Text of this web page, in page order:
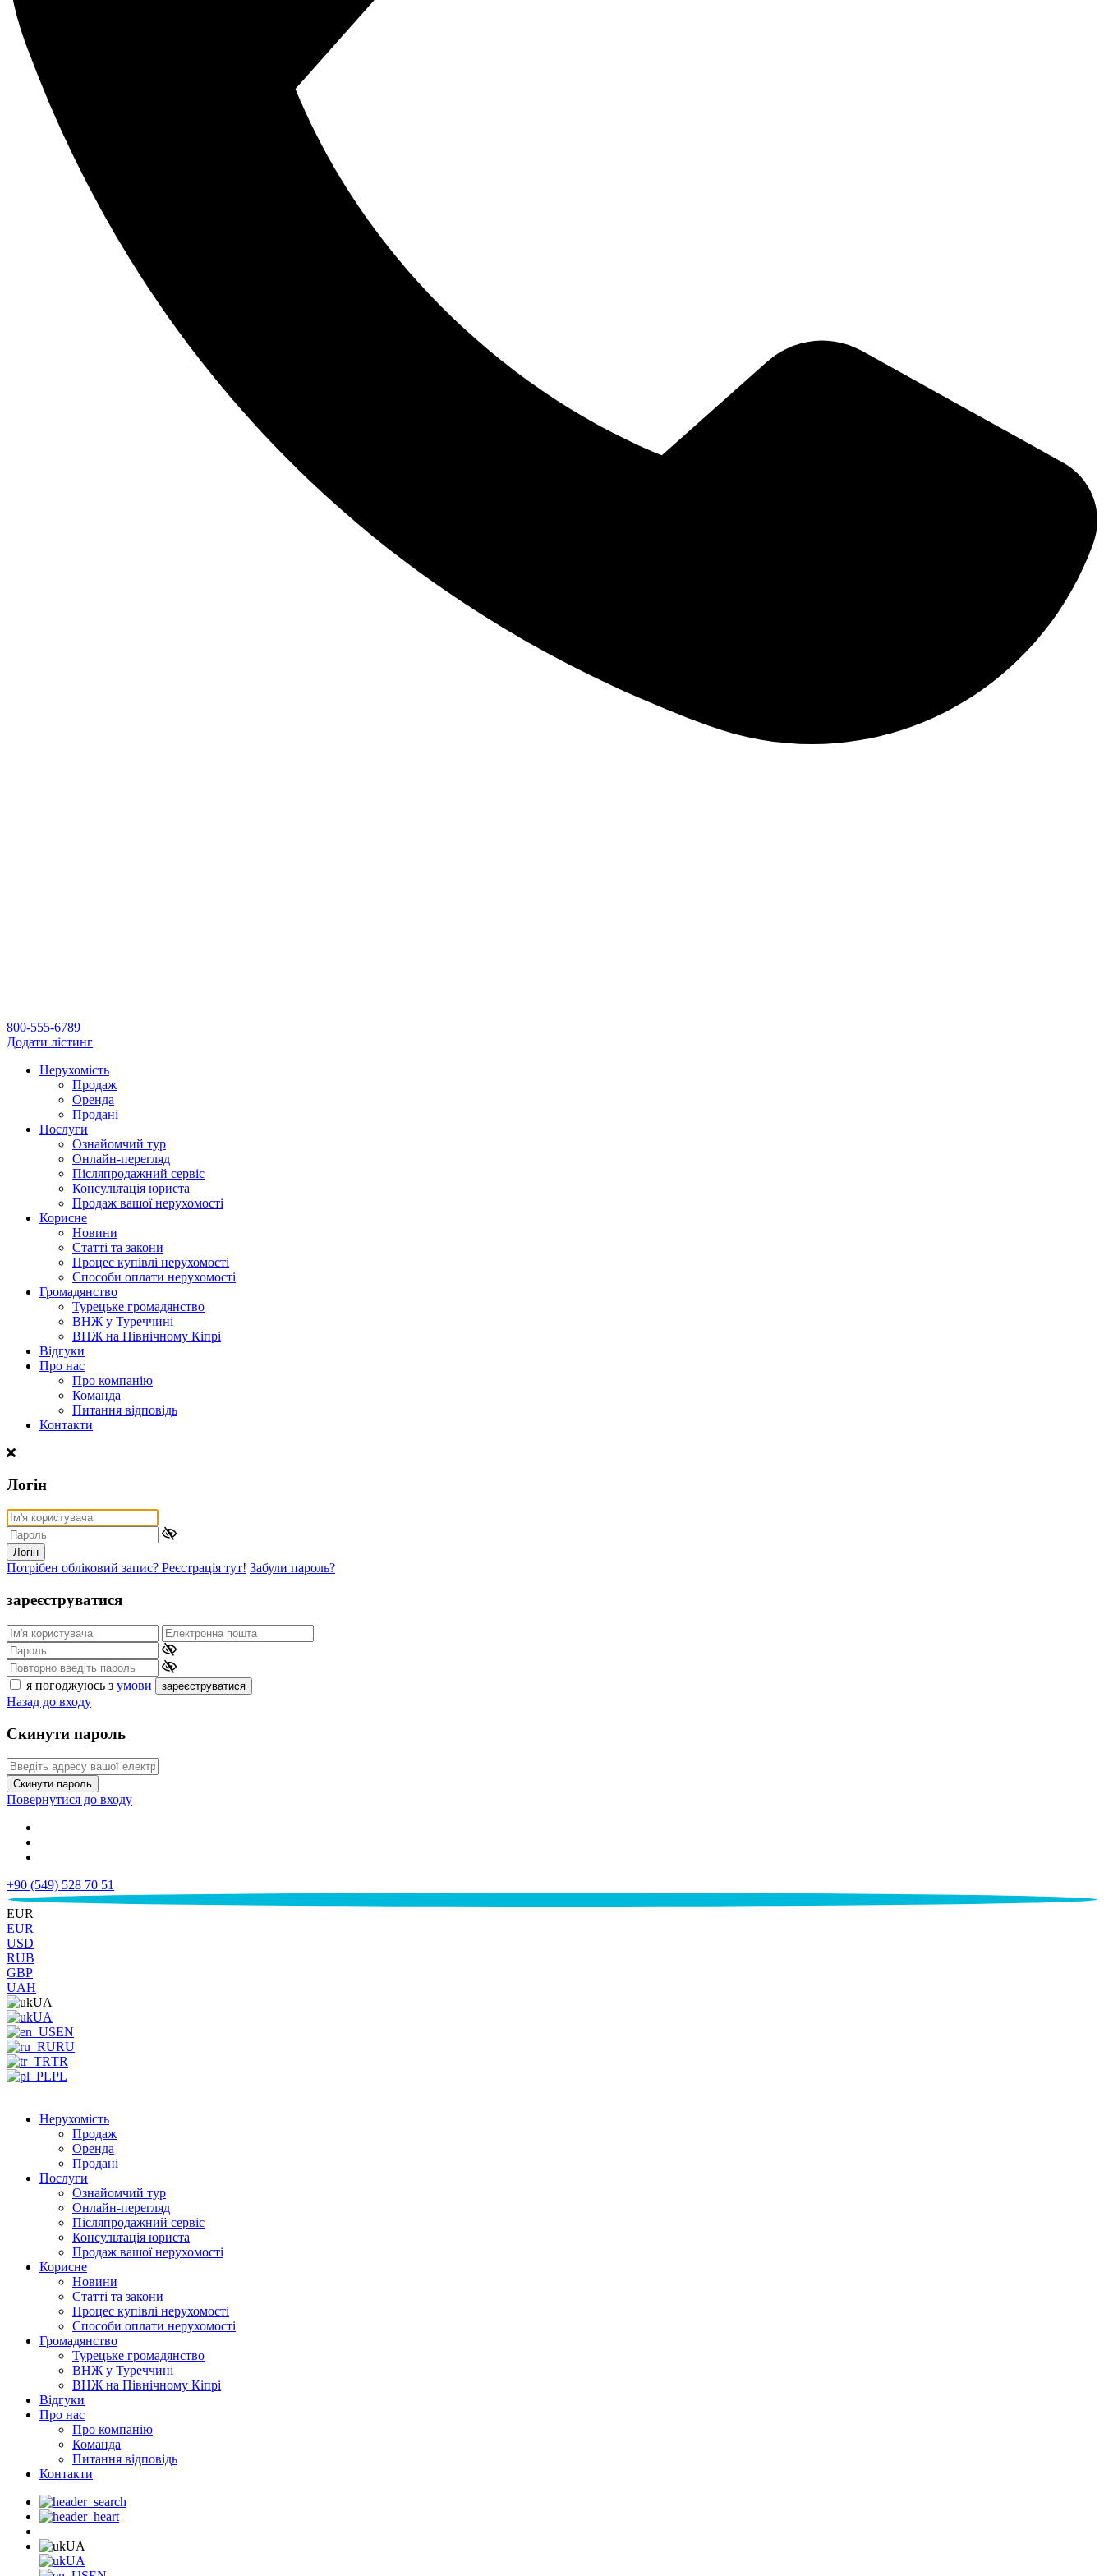
800-555-6789
Додати лістинг
Нерухомість
Продаж
Оренда
Продані
Послуги
Ознайомчий тур
Онлайн-перегляд
Післяпродажний сервіс
Консультація юриста
Продаж вашої нерухомості
Корисне
Новини
Статті та закони
Процес купівлі нерухомості
Способи оплати нерухомості
Громадянство
Турецьке громадянство
ВНЖ у Туреччині
ВНЖ на Північному Кіпрі
Відгуки
Про нас
Про компанію
Команда
Питання відповідь
Контакти
Логін
Логін
Потрібен обліковий запис? Реєстрація тут! Забули пароль?
зареєструватися
я погоджуюсь з умови зареєструватися
Назад до входу
Скинути пароль
Скинути пароль
Повернутися до входу
+90 (549) 528 70 51
€
EUR
EUR
USD
RUB
GBP
UAH
UA
UA
EN
RU
TR
PL
Нерухомість
Продаж
Оренда
Продані
Послуги
Ознайомчий тур
Онлайн-перегляд
Післяпродажний сервіс
Консультація юриста
Продаж вашої нерухомості
Корисне
Новини
Статті та закони
Процес купівлі нерухомості
Способи оплати нерухомості
Громадянство
Турецьке громадянство
ВНЖ у Туреччині
ВНЖ на Північному Кіпрі
Відгуки
Про нас
Про компанію
Команда
Питання відповідь
Контакти
UA
UA